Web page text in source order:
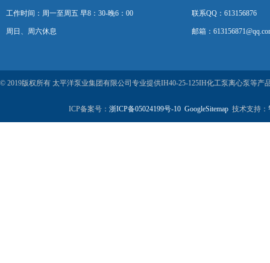
工作时间：周一至周五 早8：30-晚6：00
周日、周六休息
联系QQ：613156876
邮箱：
© 2019版权所有 太平洋泵业集团有限公司专业提供IH40-25-125IH化工泵离心泵等产
ICP备案号： 浙ICP备05024199号-10 GoogleSitemap 技术支持：